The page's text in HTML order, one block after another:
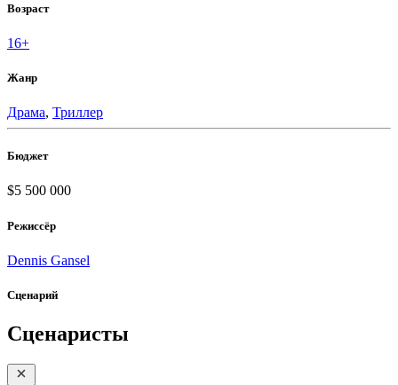
Возраст
16+
Жанр
Драма, Триллер
Бюджет
$5 500 000
Режиссёр
Dennis Gansel
Сценарий
Сценаристы